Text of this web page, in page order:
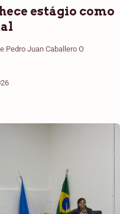
estágio como
Pedro Juan Caballero O